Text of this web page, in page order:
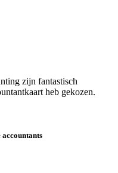
zijn fantastisch
heb gekozen.
accountants